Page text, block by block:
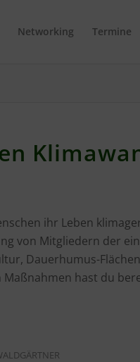
Networking Termine
ihr Leben
von Mitgliedern der
Dauerhumus-
Maßnahmen hast du